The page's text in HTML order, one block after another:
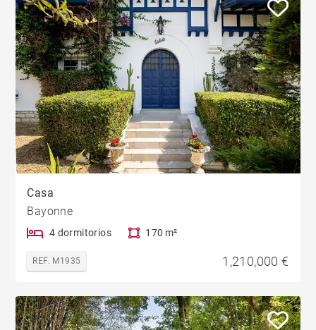
Casa
Bayonne
4 dormitorios 170 m²
REF. M1935 1,210,000 €